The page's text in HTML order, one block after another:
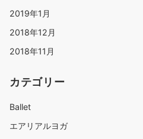
2019年1月
2018年12月
2018年11月
カテゴリー
Ballet
エアリアルヨガ